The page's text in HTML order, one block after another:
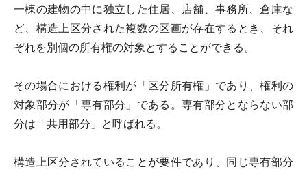
一棟の建物の中に独立した住居、店舗、事務所、倉庫な
ど、構造上区分された複数の区画が存在するとき、それ
ぞれを別個の所有権の対象とすることができる。
その場合における権利が「区分所有権」であり、権利の
対象部分が「専有部分」である。専有部分とならない部
分は「共用部分」と呼ばれる。
構造上区分されていることが要件であり、同じ専有部分